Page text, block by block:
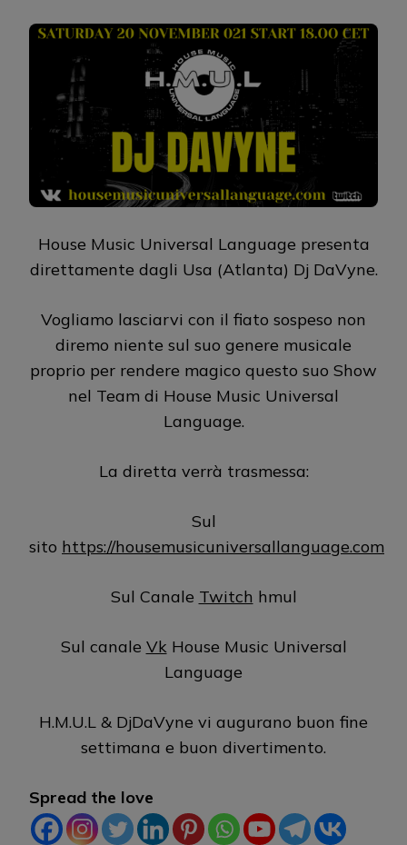
House Music Universal Language presenta
direttamente dagli Usa (Atlanta) Dj DaVyne.
Vogliamo lasciarvi con il fiato sospeso non
diremo niente sul suo genere musicale
proprio per rendere magico questo suo Show
nel Team di House Music Universal
Language.
La diretta verrà trasmessa:
Sul
sito https://housemusicuniversallanguage.com
Sul Canale Twitch hmul
Sul canale VkHouse Music Universal
Language
H.M.U.L & DjDaVyne vi augurano buon fine
settimana e buon divertimento.
Spread the love